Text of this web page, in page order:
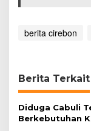
berita cirebon
Berita Terkait
Diduga Cabuli
Berkebutuhan